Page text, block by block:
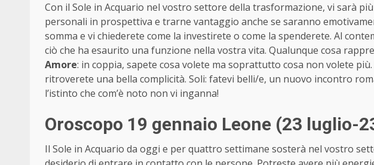
Con il Sole in Acquario nel vostro settore della trasformazione, vi sarà
personali in prospettiva e trarne vantaggio anche se saranno
somma e vi chiederete come la investirete o come la spenderete. Al
ciò che ha esaurito una funzione nella vostra vita. Qualunque cosa
Amore: in coppia, sapete cosa volete ma soprattutto cosa non volete
ritroverete una bella complicità. Soli: fatevi belli/e, un nuovo incontro
l’istinto che com’è noto non vi inganna!
Oroscopo 19 gennaio Leone (23 luglio-
Il Sole in Acquario da oggi e per quattro settimane sosterà nel vostro